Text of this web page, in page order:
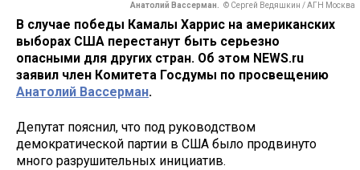
Анатолий Вассерман. © Сергей Ведяшкин / АГН Москва
В случае победы Камалы Харрис на американских
выборах США перестанут быть серьезно
опасными для других стран. Об этом NEWS.ru
заявил член Комитета Госдумы по просвещению
Анатолий Вассерман.
Депутат пояснил, что под руководством
демократической партии в США было продвинуто
много разрушительных инициатив.